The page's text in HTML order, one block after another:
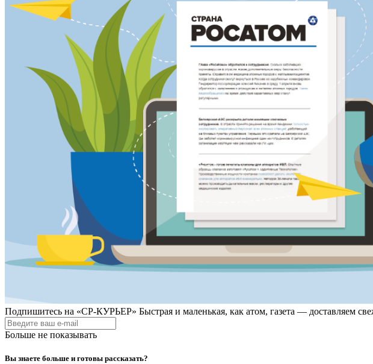
Подпишитесь на «СР-КУРЬЕР» Быстрая и маленькая, как атом, газета — доставляем
Больше не показывать
Вы знаете больше и готовы рассказать?